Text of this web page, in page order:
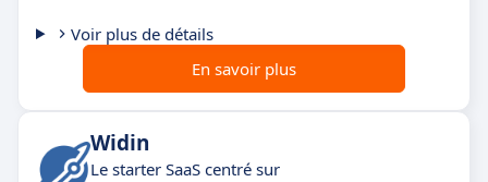
Voir plus de détails
En savoir plus
Widin
Le starter SaaS centré sur